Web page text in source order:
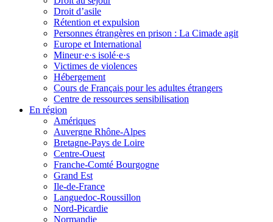
Droit d’asile
Rétention et expulsion
Personnes étrangères en prison : La Cimade agit
Europe et International
Mineur·e·s isolé·e·s
Victimes de violences
Hébergement
Cours de Français pour les adultes étrangers
Centre de ressources sensibilisation
En région
Amériques
Auvergne Rhône-Alpes
Bretagne-Pays de Loire
Centre-Ouest
Franche-Comté Bourgogne
Grand Est
Ile-de-France
Languedoc-Roussillon
Nord-Picardie
Normandie